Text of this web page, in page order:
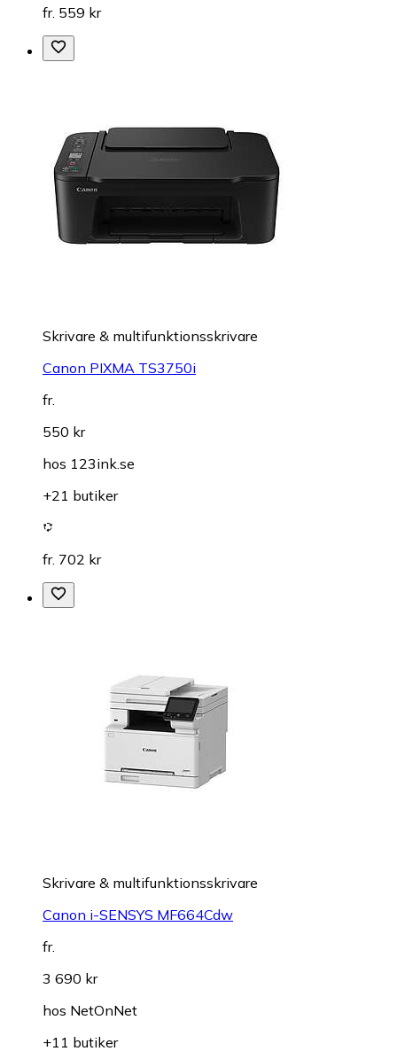
fr. 559 kr
Skrivare & multifunktionsskrivare
Canon PIXMA TS3750i
fr.
550 kr
hos 123ink.se
+21 butiker
fr. 702 kr
Skrivare & multifunktionsskrivare
Canon i-SENSYS MF664Cdw
fr.
3 690 kr
hos NetOnNet
+11 butiker